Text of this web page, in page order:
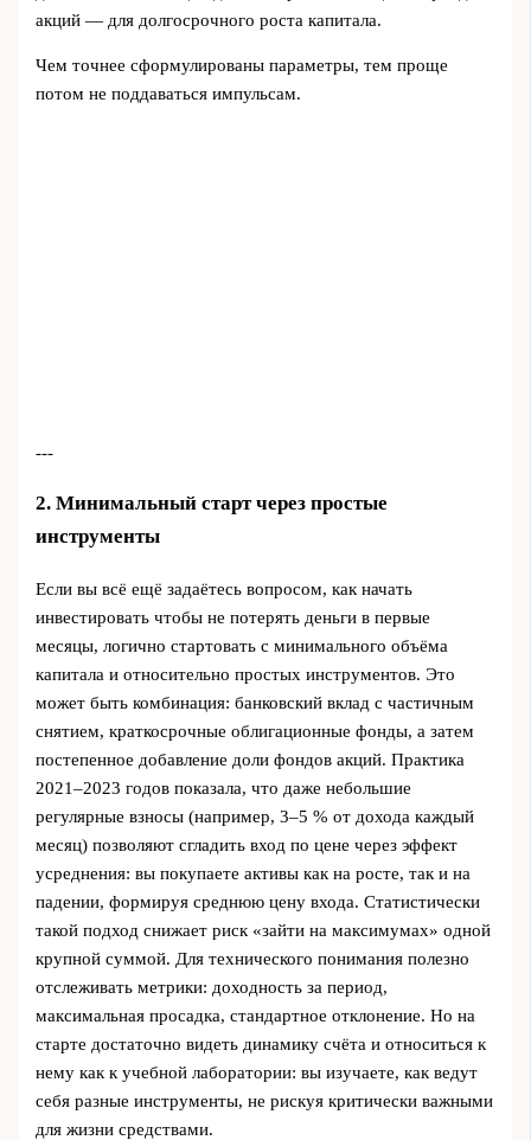
акций — для долгосрочного роста капитала.
Чем точнее сформулированы параметры, тем проще
потом не поддаваться импульсам.
---
2. Минимальный старт через простые
инструменты
Если вы всё ещё задаётесь вопросом, как начать
инвестировать чтобы не потерять деньги в первые
месяцы, логично стартовать с минимального объёма
капитала и относительно простых инструментов. Это
может быть комбинация: банковский вклад с частичным
снятием, краткосрочные облигационные фонды, а затем
постепенное добавление доли фондов акций. Практика
2021–2023 годов показала, что даже небольшие
регулярные взносы (например, 3–5 % от дохода каждый
месяц) позволяют сгладить вход по цене через эффект
усреднения: вы покупаете активы как на росте, так и на
падении, формируя среднюю цену входа. Статистически
такой подход снижает риск «зайти на максимумах» одной
крупной суммой. Для технического понимания полезно
отслеживать метрики: доходность за период,
максимальная просадка, стандартное отклонение. Но на
старте достаточно видеть динамику счёта и относиться к
нему как к учебной лаборатории: вы изучаете, как ведут
себя разные инструменты, не рискуя критически важными
для жизни средствами.